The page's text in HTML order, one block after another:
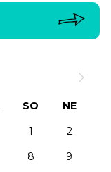
SO
NE
1
2
8
9